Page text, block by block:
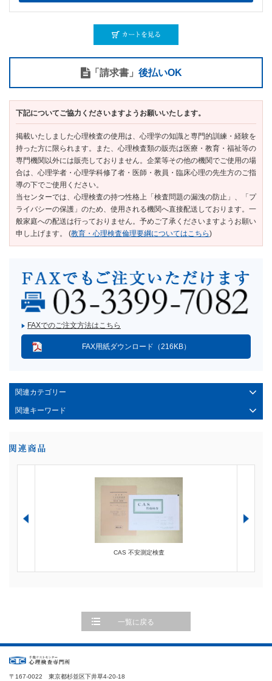
「請求書」 後払いOK
下記についてご協力くださいますようお願いいたします。
掲載いたしました心理検査の使用は、心理学の知識と専門的訓練・経験を
持った方に限られます。また、心理検査類の販売は医療・教育・福祉等の
専門機関以外には販売しておりません。企業等その他の機関でご使用の場
合は、心理学者・心理学科修了者・医師・教員・臨床心理の先生方のご指
導の下でご使用ください。
当センターでは、心理検査の持つ性格上「検査問題の漏洩の防止」、「プ
ライバシーの保護」のため、使用される機関へ直接配送しております。一
般家庭への配送は行っておりません。予めご了承くださいますようお願い
申し上げます。 (教育・心理検査倫理要綱についてはこちら)
FAXでのご注文方法はこちら
FAX用紙ダウンロード（216KB）
関連カテゴリー
関連キーワード
CAS 不安測定検査
一覧に戻る
〒167-0022 東京都杉並区下井草4-20-18